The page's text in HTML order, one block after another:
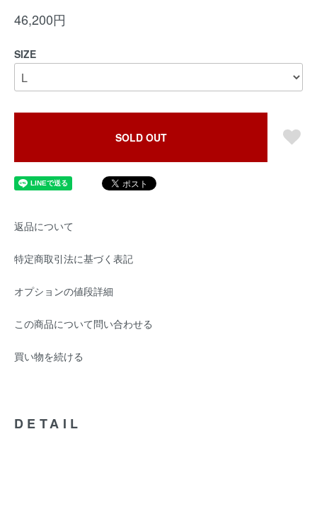
46,200円
SIZE
SOLD OUT
返品について
特定商取引法に基づく表記
オプションの値段詳細
この商品について問い合わせる
買い物を続ける
DETAIL